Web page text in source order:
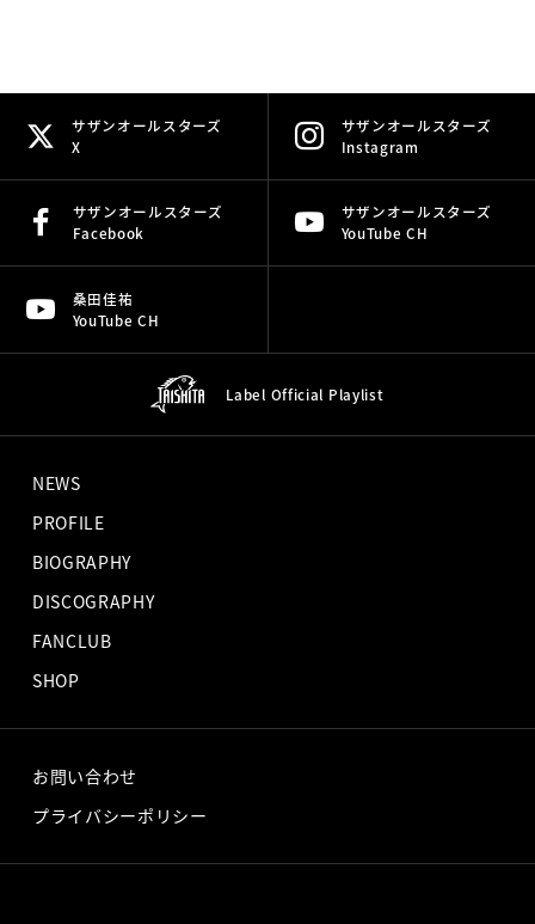
サザンオールスターズ
X
サザンオールスターズ
Instagram
サザンオールスターズ
Facebook
サザンオールスターズ
YouTube CH
桑田佳祐
YouTube CH
Label Official Playlist
NEWS
PROFILE
BIOGRAPHY
DISCOGRAPHY
FANCLUB
SHOP
お問い合わせ
プライバシーポリシー